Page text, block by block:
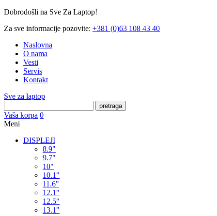
Dobrodošli na Sve Za Laptop!
Za sve informacije pozovite: +381 (0)63 108 43 40
Naslovna
O nama
Vesti
Servis
Kontakt
Sve za laptop
pretraga
Vaša korpa 0
Meni
DISPLEJI
8.9"
9.7"
10"
10.1"
11.6"
12.1"
12.5"
13.1"